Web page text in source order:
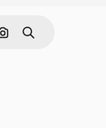
Cerca per immagine
Ricerca